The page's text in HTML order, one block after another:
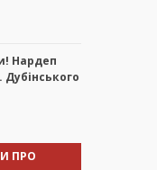
Нардеп
Дубінського
ПРО